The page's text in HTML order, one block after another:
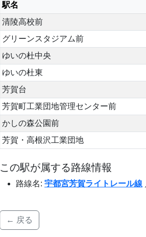
駅名
清陵高校前
グリーンスタジアム前
ゆいの杜中央
ゆいの杜東
芳賀台
芳賀町工業団地管理センター前
かしの森公園前
芳賀・高根沢工業団地
この駅が属する路線情報
路線名: 宇都宮芳賀ライトレール線
← 戻る